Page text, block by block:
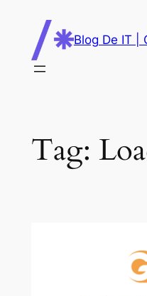
content
Blog De IT |
Tag: